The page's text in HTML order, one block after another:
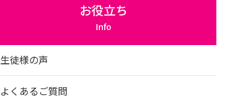
お役立ち
Info
生徒様の声
よくあるご質問